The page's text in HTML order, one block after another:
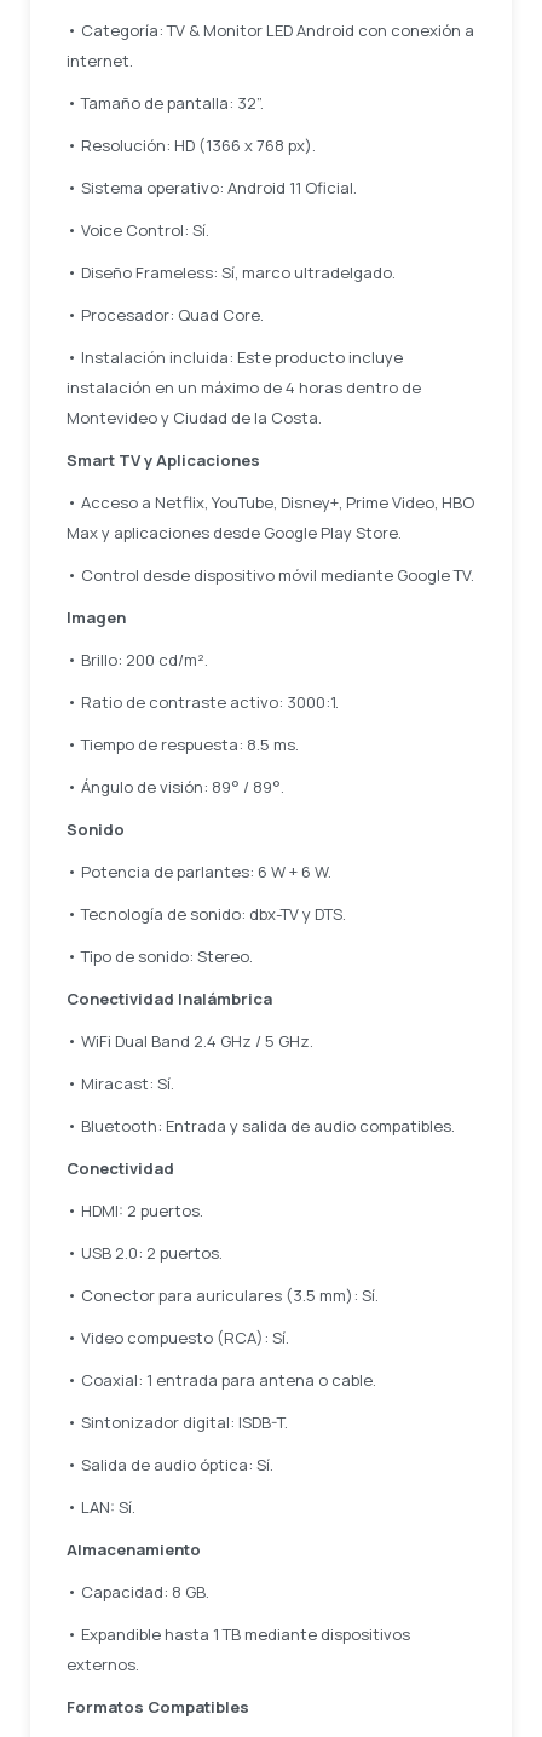
• Categoría: TV & Monitor LED Android con conexión a
internet.
• Tamaño de pantalla: 32”.
• Resolución: HD (1366 x 768 px).
• Sistema operativo: Android 11 Oficial.
• Voice Control: Sí.
• Diseño Frameless: Sí, marco ultradelgado.
• Procesador: Quad Core.
• Instalación incluida: Este producto incluye
instalación en un máximo de 4 horas dentro de
Montevideo y Ciudad de la Costa.
Smart TV y Aplicaciones
• Acceso a Netflix, YouTube, Disney+, Prime Video, HBO
Max y aplicaciones desde Google Play Store.
• Control desde dispositivo móvil mediante Google TV.
Imagen
• Brillo: 200 cd/m².
• Ratio de contraste activo: 3000:1.
• Tiempo de respuesta: 8.5 ms.
• Ángulo de visión: 89° / 89°.
Sonido
• Potencia de parlantes: 6 W + 6 W.
• Tecnología de sonido: dbx-TV y DTS.
• Tipo de sonido: Stereo.
Conectividad Inalámbrica
• WiFi Dual Band 2.4 GHz / 5 GHz.
• Miracast: Sí.
• Bluetooth: Entrada y salida de audio compatibles.
Conectividad
• HDMI: 2 puertos.
• USB 2.0: 2 puertos.
• Conector para auriculares (3.5 mm): Sí.
• Video compuesto (RCA): Sí.
• Coaxial: 1 entrada para antena o cable.
• Sintonizador digital: ISDB-T.
• Salida de audio óptica: Sí.
• LAN: Sí.
Almacenamiento
• Capacidad: 8 GB.
• Expandible hasta 1 TB mediante dispositivos
externos.
Formatos Compatibles